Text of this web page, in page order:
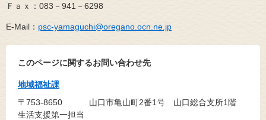
Ｆａｘ：083－941－6298
E-Mail： psc-yamaguchi@oregano.ocn.ne.jp
このページに関するお問い合わせ先
地域福祉課
〒753-8650
山口市亀山町2番1号 山口総合支所1階
生活支援第一担当